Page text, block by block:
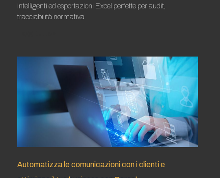
intelligenti ed esportazioni Excel perfette per audit,
tracciabilità normativa
Automatizza le comunicazioni con i clienti e